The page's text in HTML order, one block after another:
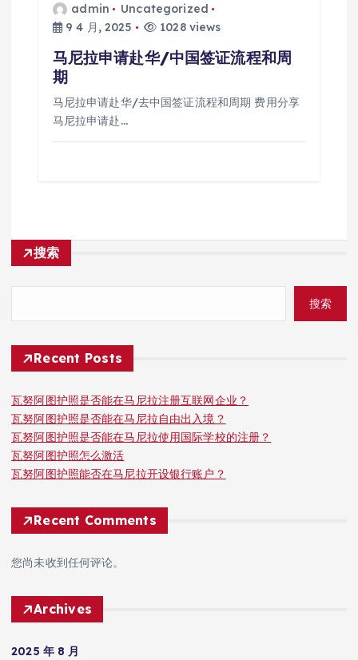
admin
Uncategorized
9 4 月, 2025
1028 views
马尼拉申请赴华/中国签证流程和周
期
马尼拉申请赴华/去中国签证流程和周期 费用分享
马尼拉申请赴…
搜索
搜索
Recent Posts
瓦努阿图护照是否能在马尼拉注册互联网企业？
瓦努阿图护照是否能在马尼拉自由出入境？
瓦努阿图护照是否能在马尼拉使用国际学校的注册？
瓦努阿图护照怎么激活
瓦努阿图护照能否在马尼拉开设银行账户？
Recent Comments
您尚未收到任何评论。
Archives
2025 年 8 月